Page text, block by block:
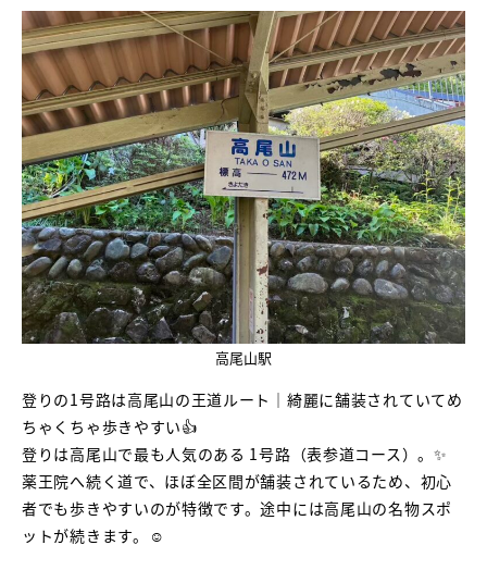
高尾山駅
登りの1号路は高尾山の王道ルート｜綺麗に舗装されていてめ
ちゃくちゃ歩きやすい👍
登りは高尾山で最も人気のある 1号路（表参道コース）。✨
薬王院へ続く道で、ほぼ全区間が舗装されているため、初心
者でも歩きやすいのが特徴です。途中には高尾山の名物スポ
ットが続きます。☺️